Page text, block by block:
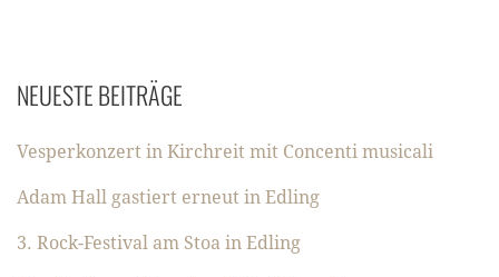
NEUESTE BEITRÄGE
Vesperkonzert in Kirchreit mit Concenti musicali
Adam Hall gastiert erneut in Edling
3. Rock-Festival am Stoa in Edling